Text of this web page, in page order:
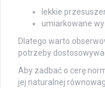
lekkie
umiarkowane
Dlatego warto
potrzeby
Aby zadbać o cerę
jej naturalnej